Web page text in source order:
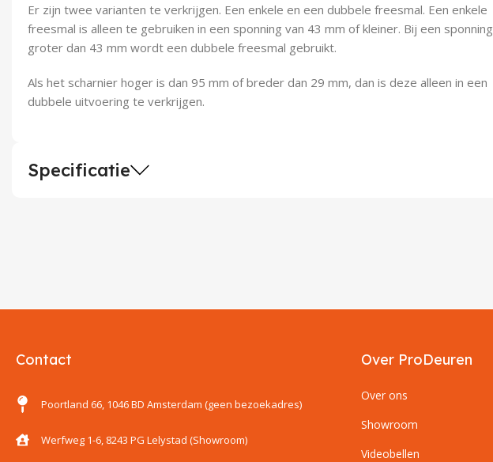
Er zijn twee varianten te verkrijgen. Een enkele en een dubbele freesmal. Een enkele
freesmal is alleen te gebruiken in een sponning van 43 mm of kleiner. Bij een sponning
groter dan 43 mm wordt een dubbele freesmal gebruikt.
Als het scharnier hoger is dan 95 mm of breder dan 29 mm, dan is deze alleen in een
dubbele uitvoering te verkrijgen.
Specificatie
Contact
Poortland 66, 1046 BD Amsterdam (geen bezoekadres)
Werfweg 1-6, 8243 PG Lelystad (Showroom)
Over ProDeuren
Over ons
Showroom
Videobellen